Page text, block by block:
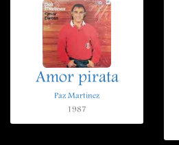
Amor pirata
Paz Martinez
1987